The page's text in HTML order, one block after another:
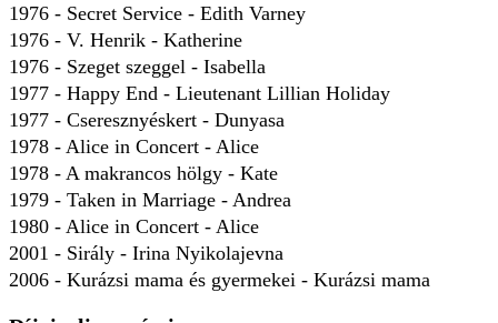
1976 - Secret Service - Edith Varney
1976 - V. Henrik - Katherine
1976 - Szeget szeggel - Isabella
1977 - Happy End - Lieutenant Lillian Holiday
1977 - Cseresznyéskert - Dunyasa
1978 - Alice in Concert - Alice
1978 - A makrancos hölgy - Kate
1979 - Taken in Marriage - Andrea
1980 - Alice in Concert - Alice
2001 - Sirály - Irina Nyikolajevna
2006 - Kurázsi mama és gyermekei - Kurázsi mama